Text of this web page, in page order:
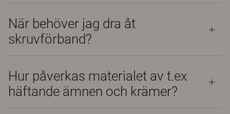
När behöver jag dra åt
skruvförband?
Hur påverkas materialet av t.ex
häftande ämnen och krämer?